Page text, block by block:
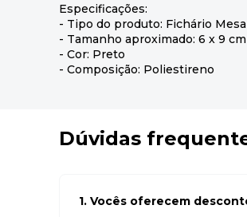
Especificações:
- Tipo do produto: Fichário Mesa
- Tamanho aproximado: 6 x 9 cm
- Cor: Preto
- Composição: Poliestireno
Dúvidas
1. Vocês oferecem